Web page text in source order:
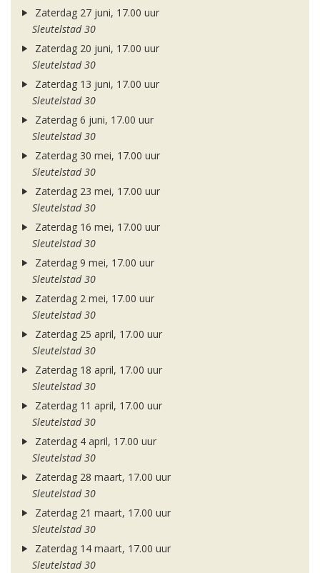
Zaterdag 27 juni, 17.00 uur
Sleutelstad 30
Zaterdag 20 juni, 17.00 uur
Sleutelstad 30
Zaterdag 13 juni, 17.00 uur
Sleutelstad 30
Zaterdag 6 juni, 17.00 uur
Sleutelstad 30
Zaterdag 30 mei, 17.00 uur
Sleutelstad 30
Zaterdag 23 mei, 17.00 uur
Sleutelstad 30
Zaterdag 16 mei, 17.00 uur
Sleutelstad 30
Zaterdag 9 mei, 17.00 uur
Sleutelstad 30
Zaterdag 2 mei, 17.00 uur
Sleutelstad 30
Zaterdag 25 april, 17.00 uur
Sleutelstad 30
Zaterdag 18 april, 17.00 uur
Sleutelstad 30
Zaterdag 11 april, 17.00 uur
Sleutelstad 30
Zaterdag 4 april, 17.00 uur
Sleutelstad 30
Zaterdag 28 maart, 17.00 uur
Sleutelstad 30
Zaterdag 21 maart, 17.00 uur
Sleutelstad 30
Zaterdag 14 maart, 17.00 uur
Sleutelstad 30